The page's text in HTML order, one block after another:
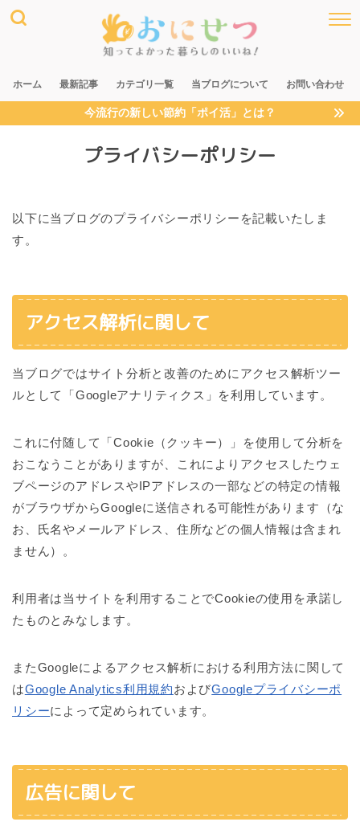
ホーム 最新記事 カテゴリ一覧 当ブログについて お問い合わせ
今流行の新しい節約「ポイ活」とは？
プライバシーポリシー
以下に当ブログのプライバシーポリシーを記載いたしま
す。
アクセス解析に関して
当ブログではサイト分析と改善のためにアクセス解析ツー
ルとして「Googleアナリティクス」を利用しています。
これに付随して「Cookie（クッキー）」を使用して分析を
おこなうことがありますが、これによりアクセスしたウェ
ブページのアドレスやIPアドレスの一部などの特定の情報
がブラウザからGoogleに送信される可能性があります（な
お、氏名やメールアドレス、住所などの個人情報は含まれ
ません）。
利用者は当サイトを利用することでCookieの使用を承諾し
たものとみなします。
またGoogleによるアクセス解析における利用方法に関して
はGoogle Analytics利用規約およびGoogleプライバシーポ
リシーによって定められています。
広告に関して